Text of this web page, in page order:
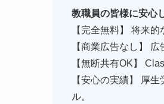
教職員の皆様に安心
【完全無料】 将来
【商業広告なし】
【無断共有OK】
【安心の実績】 厚
ル。